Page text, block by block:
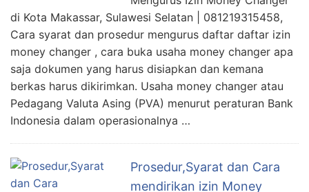
di Kota Makassar, Sulawesi Selatan | 081219315458,
Cara syarat dan prosedur mengurus daftar daftar izin
money changer , cara buka usaha money changer apa
saja dokumen yang harus disiapkan dan kemana
berkas harus dikirimkan. Usaha money changer atau
Pedagang Valuta Asing (PVA) menurut peraturan Bank
Indonesia dalam operasionalnya …
Prosedur,Syarat dan Cara
mendirikan izin Money